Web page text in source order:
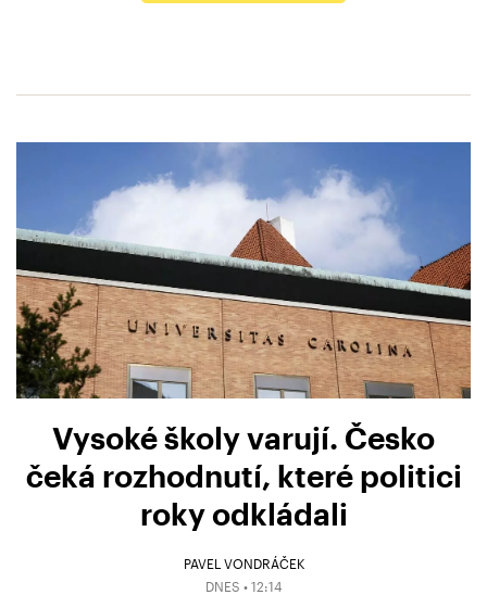
Vysoké školy varují. Česko
čeká rozhodnutí, které politici
roky odkládali
PAVEL VONDRÁČEK
DNES • 12:14